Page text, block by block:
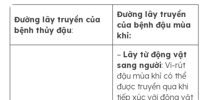
Đường lây truyền của
bệnh thủy đậu:
Đường lây truyền
của bệnh đậu mùa
khỉ:
– Lây từ động vật
sang người: Vi-rút
đậu mùa khỉ có thể
được truyền qua khi
tiếp xúc với động vật